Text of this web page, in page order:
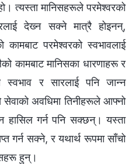
त्यस्ता मानिसहरूले परमेश्‍वरको
देख्‍न सक्‍ने मात्रै होइनन्,
परमेश्‍वरको स्वभावलाई
कामबाट मानिसका धारणाहरू र
स्वभाव र सारलाई पनि जान्‍न
अवधिमा तिनीहरूले आफ्‍नो
हासिल गर्न पनि सक्छन्। यस्ता
गर्न सक्‍ने, र यथार्थ रूपमा साँचो
हुन्।